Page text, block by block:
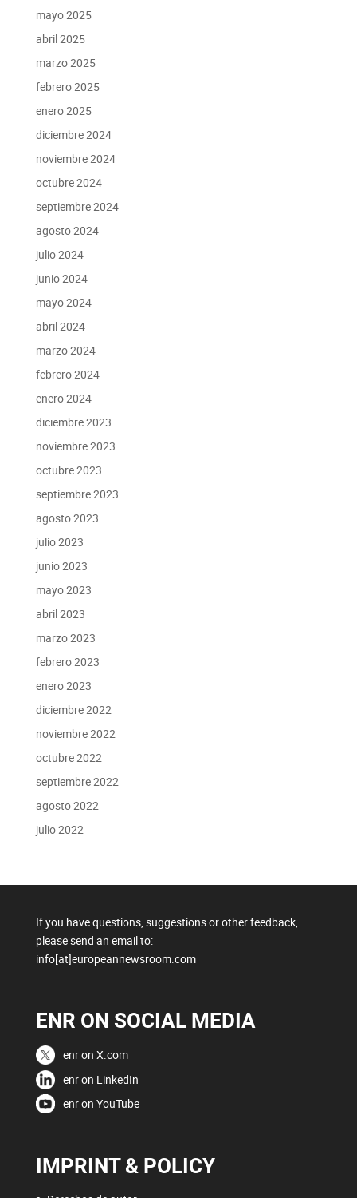
mayo 2025
abril 2025
marzo 2025
febrero 2025
enero 2025
diciembre 2024
noviembre 2024
octubre 2024
septiembre 2024
agosto 2024
julio 2024
junio 2024
mayo 2024
abril 2024
marzo 2024
febrero 2024
enero 2024
diciembre 2023
noviembre 2023
octubre 2023
septiembre 2023
agosto 2023
julio 2023
junio 2023
mayo 2023
abril 2023
marzo 2023
febrero 2023
enero 2023
diciembre 2022
noviembre 2022
octubre 2022
septiembre 2022
agosto 2022
julio 2022
If you have questions, suggestions or other feedback,
please send an email to:
info[at]europeannewsroom.com
ENR ON SOCIAL MEDIA
enr on X.com
enr on LinkedIn
enr on YouTube
IMPRINT & POLICY